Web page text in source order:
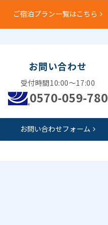
ご宿泊プラン一覧はこちら
お問い合わせ
受付時間10:00～17:00
0570-059-780
お問い合わせフォーム